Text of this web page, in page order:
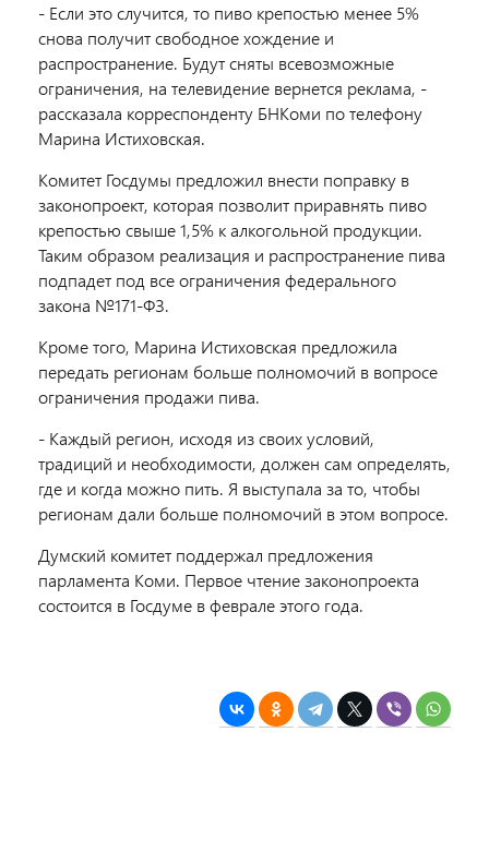
- Если это случится, то пиво крепостью менее 5%
снова получит свободное хождение и
распространение. Будут сняты всевозможные
ограничения, на телевидение вернется реклама, -
рассказала корреспонденту БНКоми по телефону
Марина Истиховская.
Комитет Госдумы предложил внести поправку в
законопроект, которая позволит приравнять пиво
крепостью свыше 1,5% к алкогольной продукции.
Таким образом реализация и распространение пива
подпадет под все ограничения федерального
закона №171-ФЗ.
Кроме того, Марина Истиховская предложила
передать регионам больше полномочий в вопросе
ограничения продажи пива.
- Каждый регион, исходя из своих условий,
традиций и необходимости, должен сам определять,
где и когда можно пить. Я выступала за то, чтобы
регионам дали больше полномочий в этом вопросе.
Думский комитет поддержал предложения
парламента Коми. Первое чтение законопроекта
состоится в Госдуме в феврале этого года.